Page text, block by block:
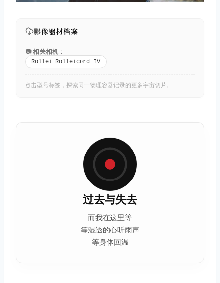
影像器材档案
📷 相关相机：
Rollei Rolleicord IV
点击型号标签，探索同一物理容器记录的更多宇宙切片。
过去与失去
而我在这里等
等湿透的心听雨声
等身体回温